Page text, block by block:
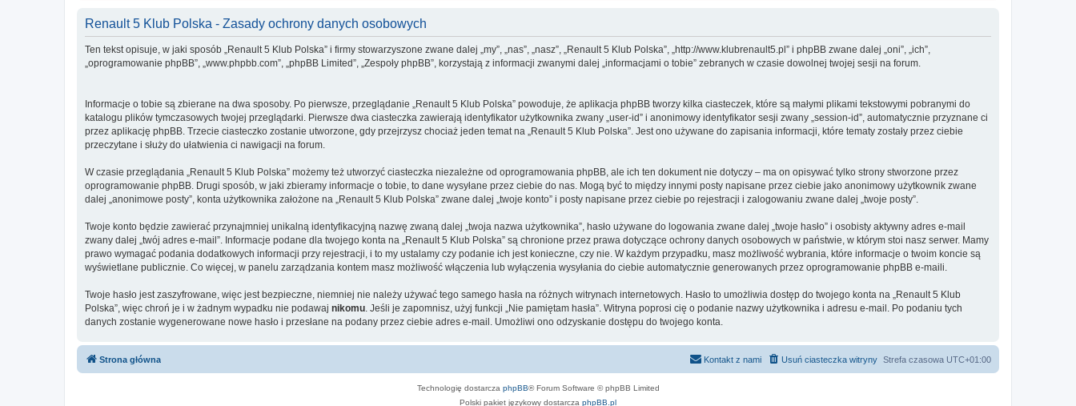
Renault 5 Klub Polska - Zasady ochrony danych osobowych
Ten tekst opisuje, w jaki sposób „Renault 5 Klub Polska” i firmy stowarzyszone zwane dalej „my”, „nas”, „nasz”, „Renault 5 Klub Polska”, „http://www.klubrenault5.pl” i phpBB zwane dalej „oni”, „ich”,
„oprogramowanie phpBB”, „www.phpbb.com”, „phpBB Limited”, „Zespoły phpBB”, korzystają z informacji zwanymi dalej „informacjami o tobie” zebranych w czasie dowolnej twojej sesji na forum.
Informacje o tobie są zbierane na dwa sposoby. Po pierwsze, przeglądanie „Renault 5 Klub Polska” powoduje, że aplikacja phpBB tworzy kilka ciasteczek, które są małymi plikami tekstowymi pobranymi do
katalogu plików tymczasowych twojej przeglądarki. Pierwsze dwa ciasteczka zawierają identyfikator użytkownika zwany „user-id” i anonimowy identyfikator sesji zwany „session-id”, automatycznie przyznane ci
przez aplikację phpBB. Trzecie ciasteczko zostanie utworzone, gdy przejrzysz chociaż jeden temat na „Renault 5 Klub Polska”. Jest ono używane do zapisania informacji, które tematy zostały przez ciebie
przeczytane i służy do ułatwienia ci nawigacji na forum.
W czasie przeglądania „Renault 5 Klub Polska” możemy też utworzyć ciasteczka niezależne od oprogramowania phpBB, ale ich ten dokument nie dotyczy – ma on opisywać tylko strony stworzone przez
oprogramowanie phpBB. Drugi sposób, w jaki zbieramy informacje o tobie, to dane wysyłane przez ciebie do nas. Mogą być to między innymi posty napisane przez ciebie jako anonimowy użytkownik zwane
dalej „anonimowe posty”, konta użytkownika założone na „Renault 5 Klub Polska” zwane dalej „twoje konto” i posty napisane przez ciebie po rejestracji i zalogowaniu zwane dalej „twoje posty”.
Twoje konto będzie zawierać przynajmniej unikalną identyfikacyjną nazwę zwaną dalej „twoja nazwa użytkownika”, hasło używane do logowania zwane dalej „twoje hasło” i osobisty aktywny adres e-mail
zwany dalej „twój adres e-mail”. Informacje podane dla twojego konta na „Renault 5 Klub Polska” są chronione przez prawa dotyczące ochrony danych osobowych w państwie, w którym stoi nasz serwer. Mamy
prawo wymagać podania dodatkowych informacji przy rejestracji, i to my ustalamy czy podanie ich jest konieczne, czy nie. W każdym przypadku, masz możliwość wybrania, które informacje o twoim koncie są
wyświetlane publicznie. Co więcej, w panelu zarządzania kontem masz możliwość włączenia lub wyłączenia wysyłania do ciebie automatycznie generowanych przez oprogramowanie phpBB e-maili.
Twoje hasło jest zaszyfrowane, więc jest bezpieczne, niemniej nie należy używać tego samego hasła na różnych witrynach internetowych. Hasło to umożliwia dostęp do twojego konta na „Renault 5 Klub
Polska”, więc chroń je i w żadnym wypadku nie podawaj nikomu . Jeśli je zapomnisz, użyj funkcji „Nie pamiętam hasła”. Witryna poprosi cię o podanie nazwy użytkownika i adresu e-mail. Po podaniu tych
danych zostanie wygenerowane nowe hasło i przesłane na podany przez ciebie adres e-mail. Umożliwi ono odzyskanie dostępu do twojego konta.
Strona główna Strefa czasowa UTC+01:00
Usuń ciasteczka witryny
Kontakt z nami
Technologię dostarcza phpBB® Forum Software © phpBB Limited
Polski pakiet językowy dostarcza phpBB.pl